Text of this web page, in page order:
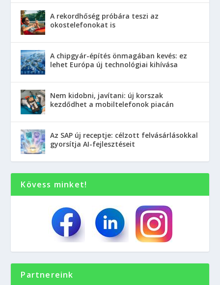
A rekordhőség próbára teszi az
okostelefonokat is
A chipgyár-építés önmagában kevés: ez
lehet Európa új technológiai kihívása
Nem kidobni, javítani: új korszak
kezdődhet a mobiltelefonok piacán
Az SAP új receptje: célzott felvásárlásokkal
gyorsítja AI-fejlesztéseit
Kövess minket!
Partnereink